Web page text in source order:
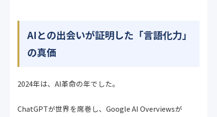
AIとの出会いが証明した「言語化力」
の真価
2024年は、AI革命の年でした。
ChatGPTが世界を席巻し、Google AI Overviewsが